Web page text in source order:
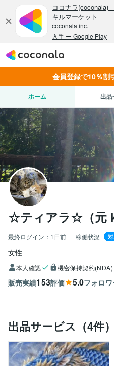
会員登録で10％割
ホーム 出
☆ティアラ☆（元
最終ログイン： 1日前 稼働状況
女性
本人確認 機密保持契約(NDA)
販売実績153評価 5.0フォロ
出品サービス（4件）